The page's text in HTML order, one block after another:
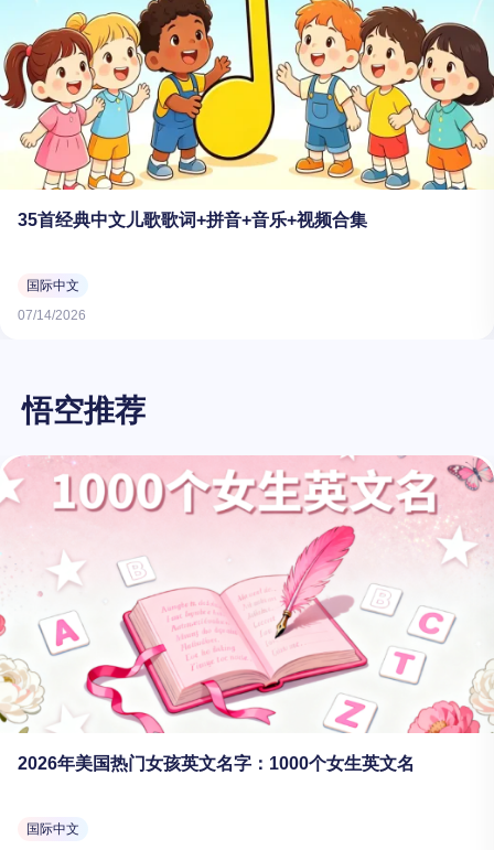
35首经典中文儿歌歌词+拼音+音乐+视频合集
国际中文
07/14/2026
悟空推荐
2026年美国热门女孩英文名字：1000个女生英文名
国际中文